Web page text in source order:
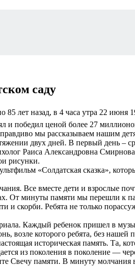
саду
лет назад, в 4 часа утра 22 июня
и победил ценой более 27
мы рассказываем нашим
двух дней. В первый день –
Раиса Александровна
рисунки.
«Солдатская сказка»,
Все вместе дети и взрослые
От минуты памяти мы перешли к
скорби. Ребята не только
Каждый ребенок пришел в
возле которого ребята, без
историческая память. Та,
из поколения в поколение —
Свечу памяти. В минуту